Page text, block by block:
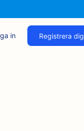
in Registrera dig